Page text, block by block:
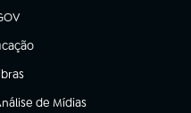
nova aba)
aba)
nova aba)
de Mídias